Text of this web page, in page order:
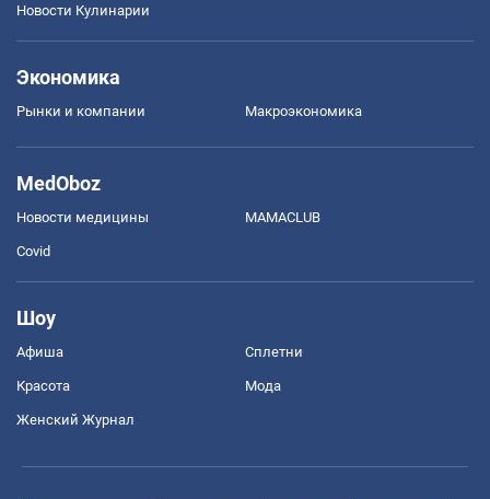
Новости Кулинарии
Экономика
Рынки и компании Mакроэкономика
MedOboz
Новости медицины MAMACLUB
Covid
Шоу
Афиша Сплетни
Красота Мода
Женский Журнал